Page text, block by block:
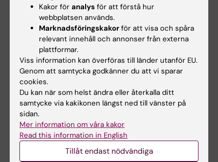
Relaterade artiklar
Doktorand får
stipendium för
forskning om hur
eksem påverkar skola
9 jun 2026
Ny avhandling visar
låg risk för barns
hälsa vid assisterad
befruktning
En ny doktorsavhandling från
Kakor för analys för att förstå hur
webbplatsen används.
Marknadsföringskakor för att visa och spåra
relevant innehåll och annonser från externa
plattformar.
Viss information kan överföras till länder utanför EU.
Genom att samtycka godkänner du att vi sparar
cookies.
Du kan när som helst ändra eller återkalla ditt
samtycke via kakikonen längst ned till vänster på
sidan.
Mer information om våra kakor
Read this information in English
Tillåt endast nödvändiga